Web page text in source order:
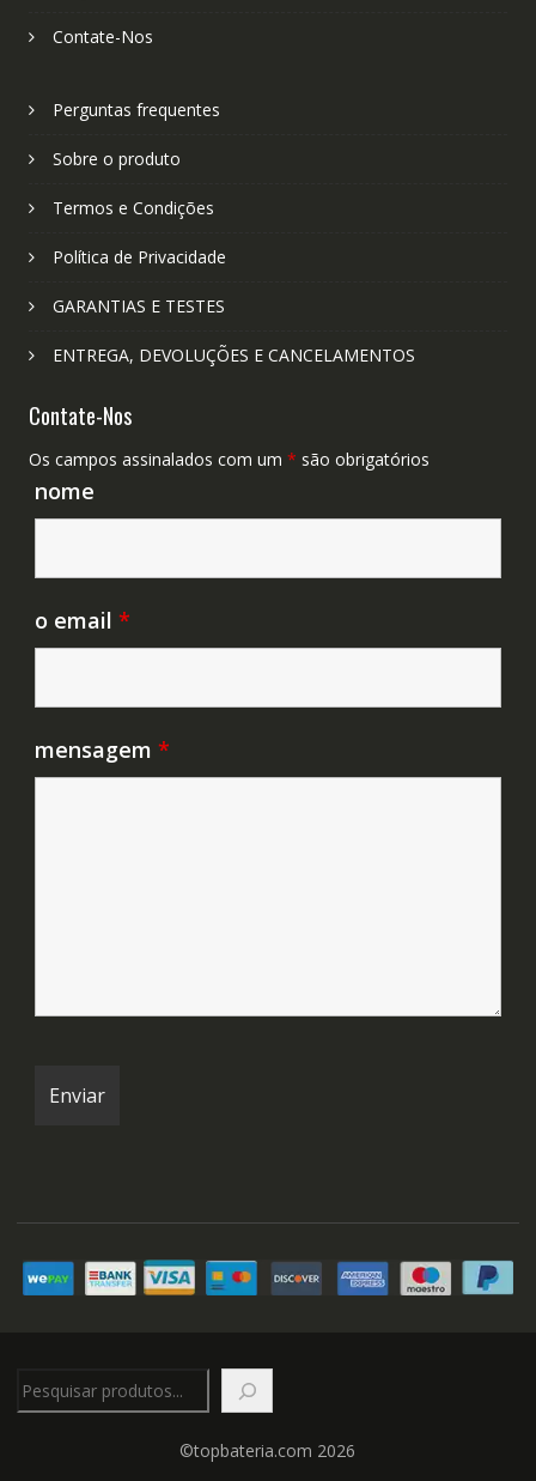
Contate-Nos
Perguntas frequentes
Sobre o produto
Termos e Condições
Política de Privacidade
GARANTIAS E TESTES
ENTREGA, DEVOLUÇÕES E CANCELAMENTOS
Contate-Nos
Os campos assinalados com um * são obrigatórios
nome
o email *
mensagem *
©topbateria.com 2026